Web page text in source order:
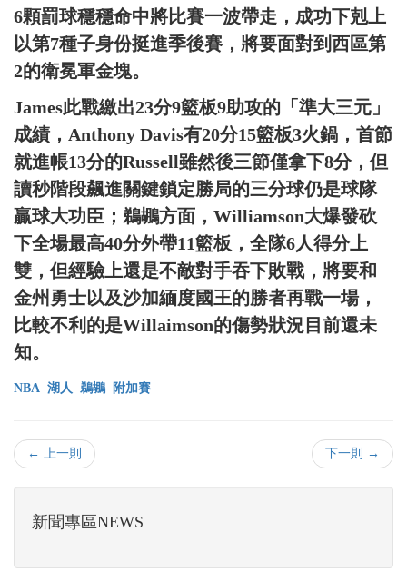
6顆罰球穩穩命中將比賽一波帶走，成功下剋上
以第7種子身份挺進季後賽，將要面對到西區第
2的衛冕軍金塊。
James此戰繳出23分9籃板9助攻的「準大三元」
成績，Anthony Davis有20分15籃板3火鍋，首節
就進帳13分的Russell雖然後三節僅拿下8分，但
讀秒階段飆進關鍵鎖定勝局的三分球仍是球隊
贏球大功臣；鵜鶘方面，Williamson大爆發砍
下全場最高40分外帶11籃板，全隊6人得分上
雙，但經驗上還是不敵對手吞下敗戰，將要和
金州勇士以及沙加緬度國王的勝者再戰一場，
比較不利的是Willaimson的傷勢狀況目前還未
知。
NBA 湖人 鵜鶘 附加賽
← 上一則 下一則 →
新聞專區NEWS